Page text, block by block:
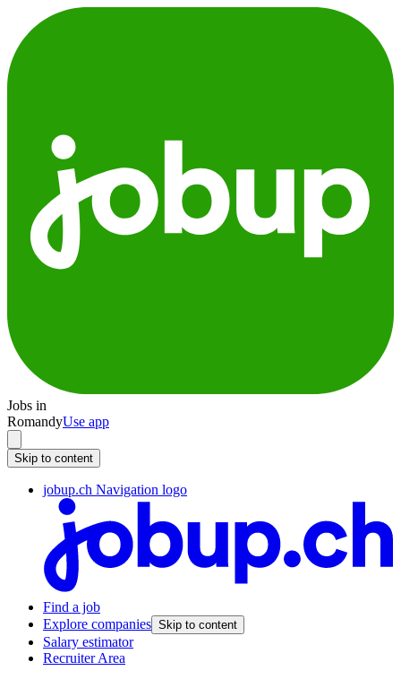
Jobs in
RomandyUse app
Skip to content
jobup.ch Navigation logo
Find a job
Explore companies Skip to content
Salary estimator
Recruiter Area